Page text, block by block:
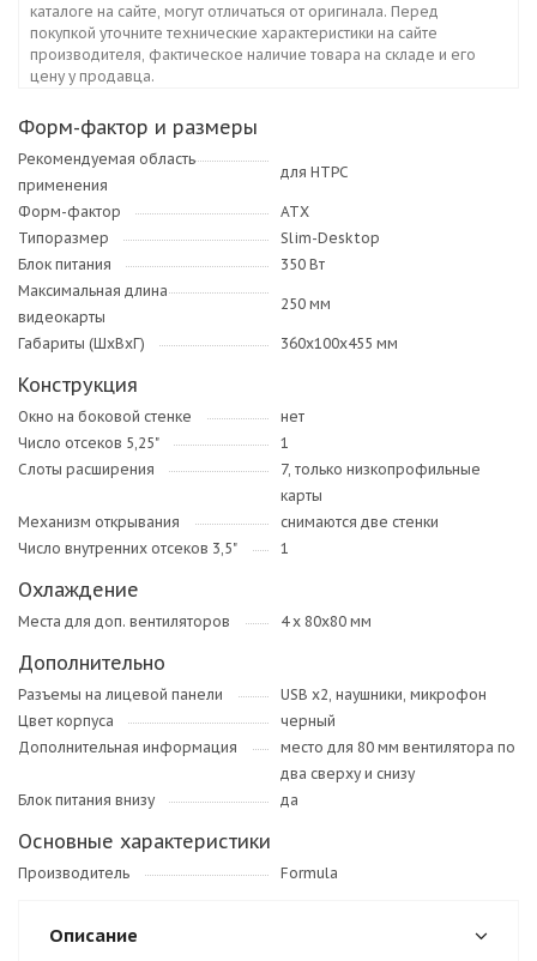
каталоге на сайте, могут отличаться от оригинала. Перед
покупкой уточните технические характеристики на сайте
производителя, фактическое наличие товара на складе и его
цену у продавца.
Форм-фактор и размеры
Рекомендуемая область
применения
для HTPC
Форм-фактор
ATX
Типоразмер
Slim-Desktop
Блок питания
350 Вт
Максимальная длина
видеокарты
250 мм
Габариты (ШхВхГ) 360x100x455 мм
Конструкция
Окно на боковой стенке
нет
Число отсеков 5,25"
1
Слоты расширения
7, только низкопрофильные
карты
Механизм открывания
снимаются две стенки
Число внутренних отсеков 3,5"
1
Охлаждение
Места для доп. вентиляторов 4 x 80x80 мм
Дополнительно
Разъемы на лицевой панели
USB x2, наушники, микрофон
Цвет корпуса
черный
Дополнительная информация
место для 80 мм вентилятора по
два сверху и снизу
Блок питания внизу
да
Основные характеристики
Производитель Formula
Описание